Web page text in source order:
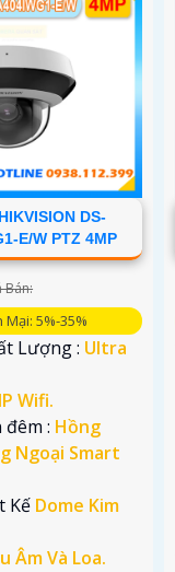
DS-
E/W PTZ 4MP
Bán:
5%-35%
Lượng : Ultra
IP Wifi.
: Hồng
Ngoại Smart
Kế Dome Kim
Âm Và Loa.